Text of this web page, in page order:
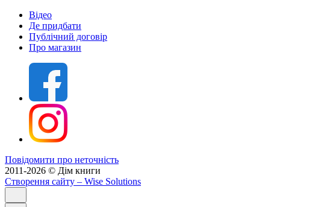
Відео
Де придбати
Публічний договір
Про магазин
Повідомити про неточність
2011-2026 © Дім книги
Створення сайту – Wise Solutions